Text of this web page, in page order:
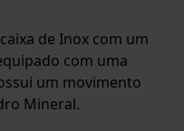
de Inox com um
com uma
um movimento
Mineral.